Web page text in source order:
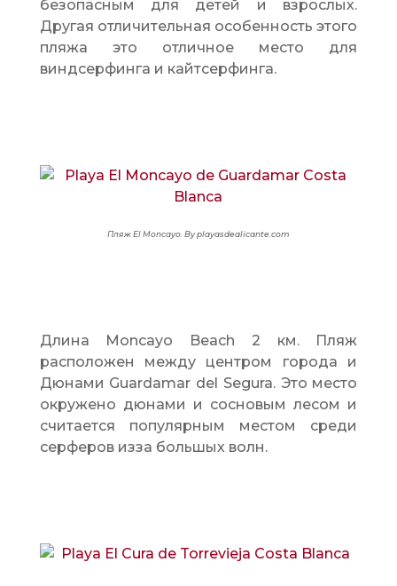
безопасным для детей и взрослых.
Другая отличительная особенность этого
пляжа это отличное место для
виндсерфинга и кайтсерфинга.
ПляжEl Moncayo. By playasdealicante.com
Длина Moncayo Beach 2 км. Пляж
расположен между центром города и
Дюнами Guardamar del Segura. Это место
окружено дюнами и сосновым лесом и
считается популярным местом среди
серферов изза большых волн.